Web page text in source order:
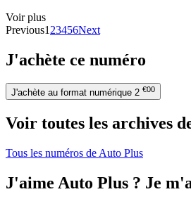
Voir plus
Previous1 23456Next
J'achète ce numéro
J'achète au format numérique 2 €00
Voir toutes les archives
Tous les numéros de Auto Plus
J'aime Auto Plus ? Je